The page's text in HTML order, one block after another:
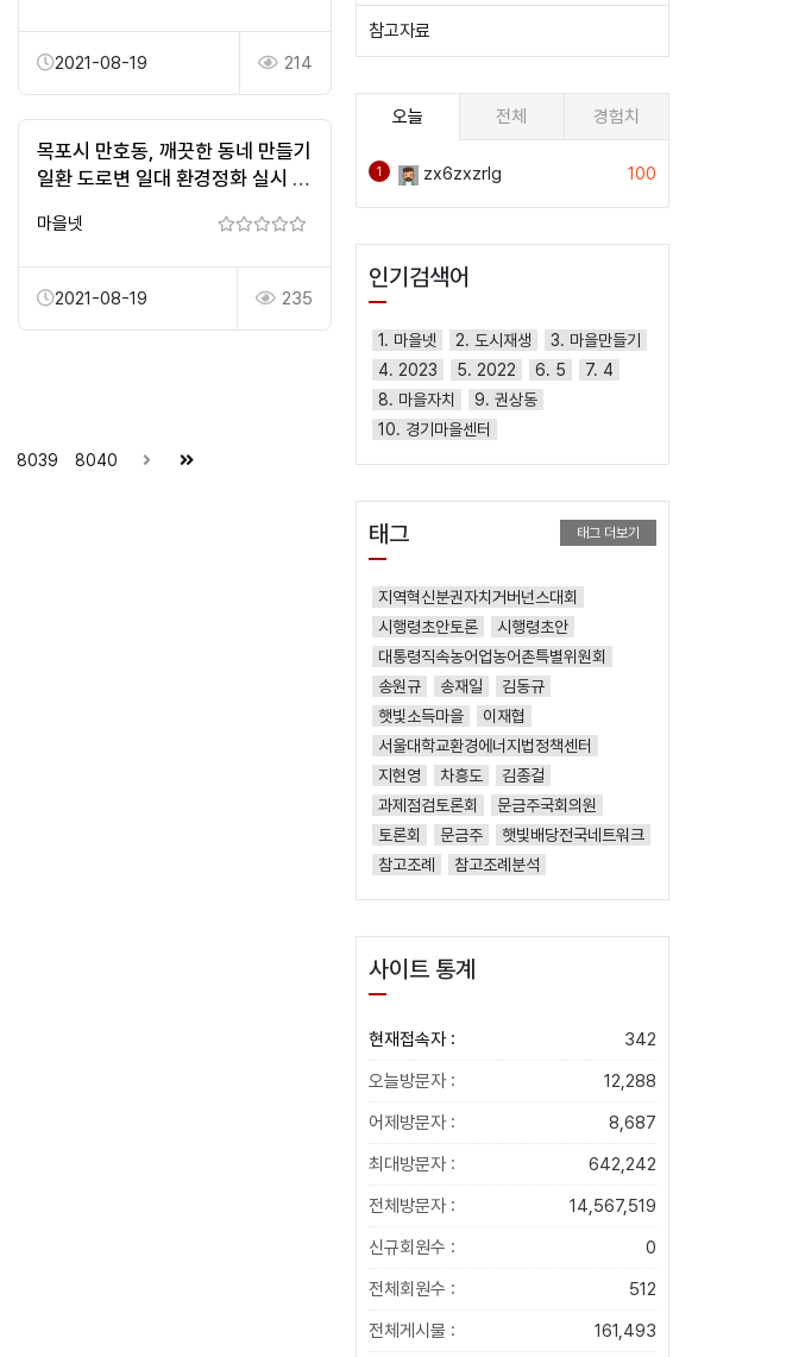
2021-08-19 214
목포시 만호동, 깨끗한 동네 만들기
일환 도로변 일대 환경정화 실시 -
마을넷
2021-08-19 235
8039 8040
참고자료
오늘 전체 경험치
1 zx6zxzrlg 100
인기검색어
1. 마을넷 2. 도시재생
3. 마을만들기
4. 2023
5. 2022 6. 5
7. 4
8. 마을자치
9. 권상동
10. 경기마을센터
태그 태그 더보기
지역혁신분권자치거버넌스대회
시행령초안토론
시행령초안
대통령직속농어업농어촌특별위원회
송원규
송재일
김동규
햇빛소득마을
이재협
서울대학교환경에너지법정책센터
지현영
차흥도
김종걸
과제점검토론회
문금주국회의원
토론회
문금주
햇빛배당전국네트워크
참고조례
참고조례분석
사이트 통계
현재접속자 :
342
오늘방문자 :
12,288
어제방문자 :
8,687
최대방문자 :
642,242
전체방문자 :
14,567,519
신규회원수 :
0
전체회원수 :
512
전체게시물 :
161,493